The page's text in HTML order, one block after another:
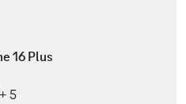
16 Plus
5